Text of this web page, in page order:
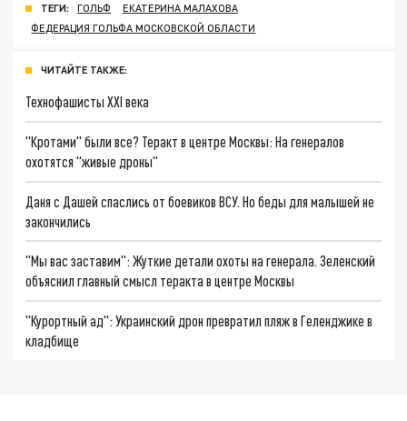
ТЕГИ: ГОЛЬФ
ЕКАТЕРИНА МАЛАХОВА
ФЕДЕРАЦИЯ ГОЛЬФА МОСКОВСКОЙ ОБЛАСТИ
ЧИТАЙТЕ ТАКЖЕ:
Технофашисты XXI века
"Кротами" были все? Теракт в центре Москвы: На генералов
охотятся "живые дроны"
Даня с Дашей спаслись от боевиков ВСУ. Но беды для малышей не
закончились
"Мы вас заставим": Жуткие детали охоты на генерала. Зеленский
объяснил главный смысл теракта в центре Москвы
"Курортный ад": Украинский дрон превратил пляж в Геленджике в
кладбище